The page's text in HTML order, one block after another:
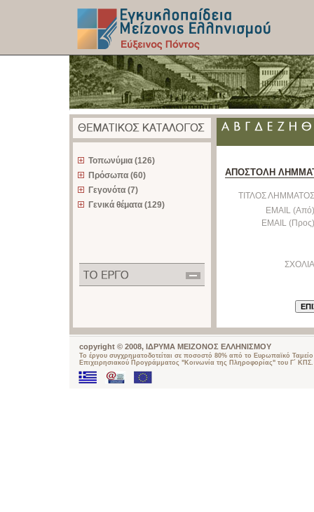
Τοπωνύμια (126)
Πρόσωπα (60)
Γεγονότα (7)
Γενικά θέματα (129)
ΑΠΟΣΤΟΛΗ
ΤΙΤΛΟΣ
EMAIL
EMAIL
copyright © 2008, ΙΔΡΥΜΑ ΜΕΙΖΟΝΟΣ ΕΛΛΗΝΙΣΜΟΥ
Το έργου συγχρηματοδοτείται σε ποσοστό 80% από το Ευρωπαϊκό
Επιχειρησιακού Προγράμματος "Κοινωνία της Πληροφορίας" του Γ΄ ΚΠΣ.